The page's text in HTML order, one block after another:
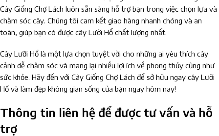
Cây Giống Chợ Lách luôn sẵn sàng hỗ trợ bạn trong việc chọn lựa và
chăm sóc cây. Chúng tôi cam kết giao hàng nhanh chóng và an
toàn, giúp bạn có được cây Lưỡi Hổ chất lượng nhất.
Cây Lưỡi Hổ là một lựa chọn tuyệt vời cho những ai yêu thích cây
cảnh dễ chăm sóc và mang lại nhiều lợi ích về phong thủy cũng như
sức khỏe. Hãy đến với Cây Giống Chợ Lách để sở hữu ngay cây Lưỡi
Hổ và làm đẹp không gian sống của bạn ngay hôm nay!
Thông tin liên hệ để được tư vấn và hỗ
trợ